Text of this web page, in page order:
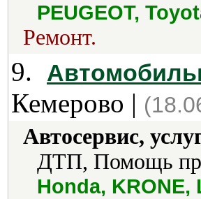
PEUGEOT,
Ремонт.
9.
Кемерово |
Автосервис,
ДТП, Помощь
Honda,